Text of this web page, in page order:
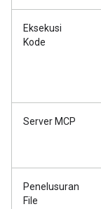
Eksekusi
Kode
Server MCP
Penelusuran
File